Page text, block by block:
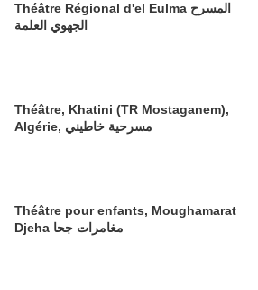
Théâtre Régional d'el Eulma المسرح
الجهوي العلمة
Théâtre, Khatini (TR Mostaganem),
Algérie, مسرحية خاطيني
Théâtre pour enfants, Moughamarat
Djeha مغامرات جحا